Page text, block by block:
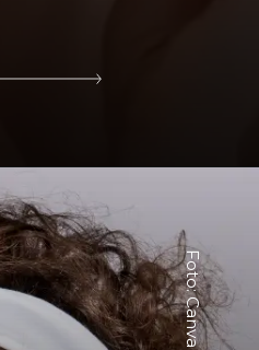
Foto: Canva